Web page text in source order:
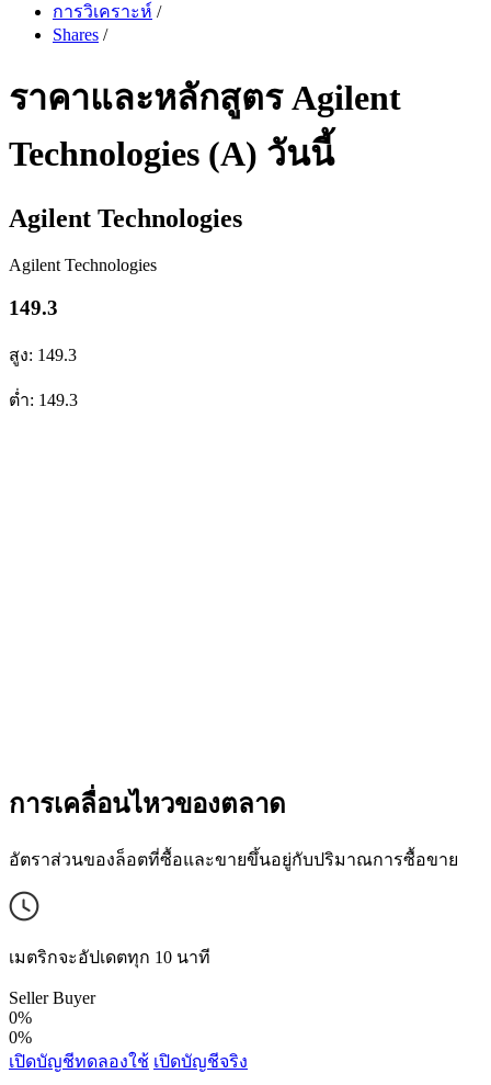
การวิเคราะห์ /
Shares /
ราคาและหลักสูตร Agilent
Technologies (A) วันนี้
Agilent Technologies
Agilent Technologies
149.3
สูง: 149.3
ต่ำ: 149.3
การเคลื่อนไหวของตลาด
อัตราส่วนของล็อตที่ซื้อและขายขึ้นอยู่กับปริมาณการซื้อขาย
เมตริกจะอัปเดตทุก 10 นาที
Seller Buyer
0%
0%
เปิดบัญชีทดลองใช้ เปิดบัญชีจริง